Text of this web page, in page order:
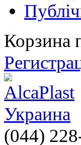
Корзина
(044)